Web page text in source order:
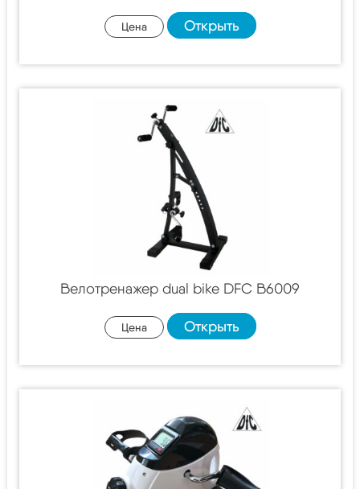
Цена Открыть
Велотренажер dual bike DFC B6009
Цена Открыть